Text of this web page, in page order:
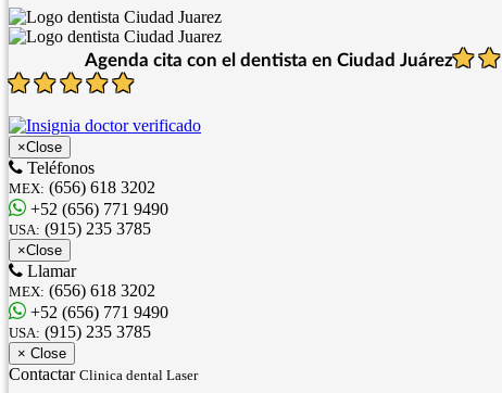
Agenda cita con el dentista en Ciudad Juárez
×Close
Teléfonos
MEX: (656) 618 3202
+52 (656) 771 9490
USA: (915) 235 3785
×Close
Llamar
MEX: (656) 618 3202
+52 (656) 771 9490
USA: (915) 235 3785
× Close
Contactar Clinica dental Laser
Nombre: